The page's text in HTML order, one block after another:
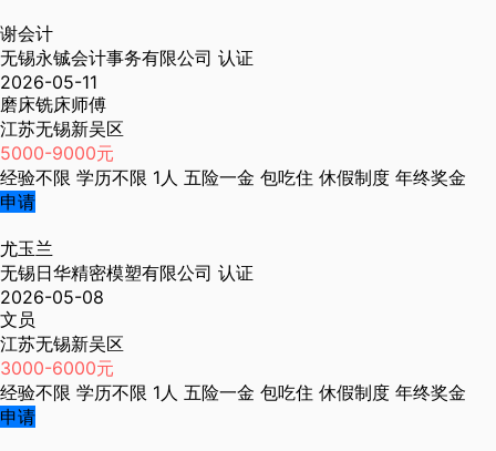
谢会计
无锡永铖会计事务有限公司 认证
2026-05-11
磨床铣床师傅
江苏无锡新吴区
5000-9000元
经验不限 学历不限 1人 五险一金 包吃住 休假制度 年终奖金
申请
尤玉兰
无锡日华精密模塑有限公司 认证
2026-05-08
文员
江苏无锡新吴区
3000-6000元
经验不限 学历不限 1人 五险一金 包吃住 休假制度 年终奖金
申请